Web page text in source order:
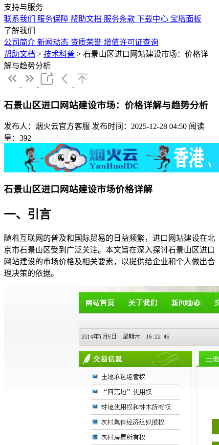
支持与服务
联系我们
服务保障 帮助文档 服务条款 下载中心 宝塔面板
了解我们
公司简介 新闻动态 资质荣誉 增值许可证查询
帮助文档 > 技术科普 > 石景山区进口网站建设市场：价格详
解与趋势分析
石景山区进口网站建设市场：价格详解与趋势分析
发布人：烟火云官方客服 发布时间：2025-12-28 04:50 阅读
量：392
石景山区进口网站建设市场价格详解
一、引言
随着互联网的普及和国际贸易的日益频繁，进口网站建设在北
京市石景山区受到广泛关注。本文旨在深入探讨石景山区进口
网站建设的市场价格及相关要素，以提供给企业和个人做出合
理决策的依据。